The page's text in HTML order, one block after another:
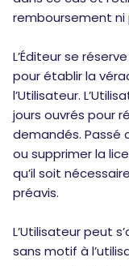
remboursement ni
L’Éditeur se
pour établir la
l’Utilisateur.
jours ouvrés pour
demandés. Passé
ou supprimer la
qu’il soit
préavis.
L’Utilisateur peut
sans motif à